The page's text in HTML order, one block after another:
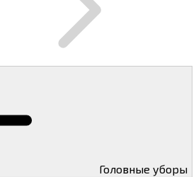
Головные уборы